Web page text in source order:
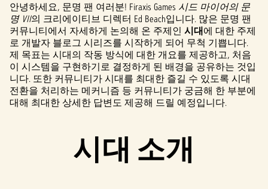
안녕하세요, 문명 팬 여러분! Firaxis Games 시드 마이어의 문
명 VII의 크리에이티브 디렉터 Ed Beach입니다. 많은 문명 팬
커뮤니티에서 자세하게 논의해 온 주제인 시대에 대한 주제
로 개발자 블로그 시리즈를 시작하게 되어 무척 기쁩니다.
제 목표는 시대의 작동 방식에 대한 개요를 제공하고, 처음
이 시스템을 구현하기로 결정하게 된 배경을 공유하는 것입
니다. 또한 커뮤니티가 시대를 최대한 즐길 수 있도록 시대
전환을 처리하는 메커니즘 등 커뮤니티가 궁금해 한 부분에
대해 최대한 상세한 답변도 제공해 드릴 예정입니다.
시대 소개